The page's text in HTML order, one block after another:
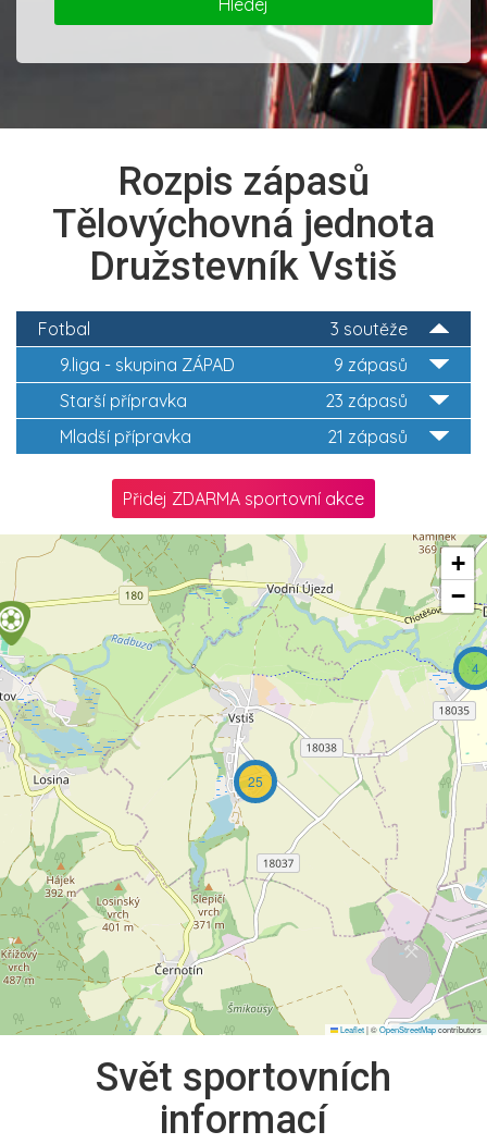
Rozpis zápasů
Tělovýchovná jednota
Družstevník Vstiš
3 soutěže
Fotbal
9 zápasů
9.liga - skupina ZÁPAD
23 zápasů
Starší přípravka
21 zápasů
Mladší přípravka
Přidej ZDARMA sportovní akce
4
25
+
−
Leaflet|©OpenStreetMapcontributors
Svět sportovních
informací